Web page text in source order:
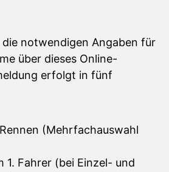
notwendigen Angaben für
über dieses Online-
erfolgt in fünf
(Mehrfachauswahl
1. Fahrer (bei Einzel- und